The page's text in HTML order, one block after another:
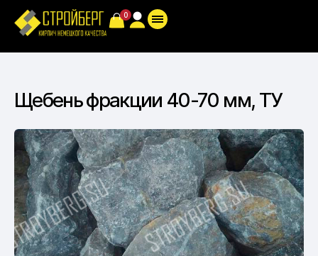
Щебень фракции 40-70 мм, ТУ